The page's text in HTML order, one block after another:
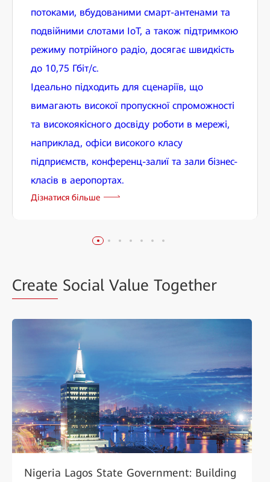
потоками, вбудованими смарт-антенами та
подвійними слотами IoT, а також підтримкою
режиму потрійного радіо, досягає швидкість
до 10,75 Гбіт/с.
Ідеально підходить для сценаріїв, що
вимагають високої пропускної спроможності
та високоякісного досвіду роботи в мережі,
наприклад, офіси високого класу
підприємств, конференц-залиї та зали бізнес-
класів в аеропортах.
Дізнатися більше
Create Social Value Together
Nigeria Lagos State Government: Building